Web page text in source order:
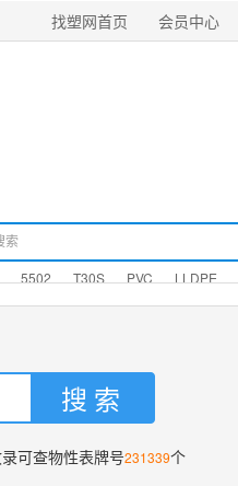
找塑网首页 会员中心
5502 T30S PVC LLDPE
可查物性表牌号231339个